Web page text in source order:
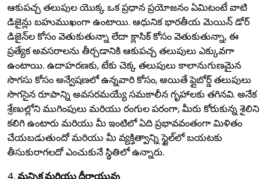
ఆకుపచ్చ తలుపుల యొక్క ఒక ప్రధాన ప్రయోజనం ఏమిటంటే వాటి
డిజైన్లు బహుముఖంగా ఉంటాయి. ఆధునిక భారతీయ మెయిన్ డోర్
డిజైన్‌ల కోసం వెతుకుతున్నా లేదా క్లాసిక్ కోసం వెతుకుతున్నా, ఈ
ప్రత్యేక అవసరాలను తీర్చడానికి ఆకుపచ్చ తలుపులు ఎక్కువగా
ఉంటాయి. ఉదాహరణకు, టేకు చెక్క తలుపులు కాలానుగుణమైన
సొగసు కోసం అన్వేషణలో ఉన్నవారి కోసం, అయితే ప్లైబోర్డ్ తలుపులు
సొగసైన రూపాన్ని అవసరమయ్యే సమకాలీన గృహాలకు తగినవి. అనేక
శ్రేణుల్లోని ముగింపులు మరియు రంగుల పరంగా, మీరు కోరుకున్న శైలిని
కలిగి ఉంటారు మరియు మీ ఇంటిలో ఏది ప్రభావవంతంగా మిళితం
చేయబడుతుందో మరియు మీ వ్యక్తిత్వాన్ని స్టైల్‌లో బయటకు
తీసుకురాగలదో ఎంచుకునే స్థితిలో ఉన్నారు.